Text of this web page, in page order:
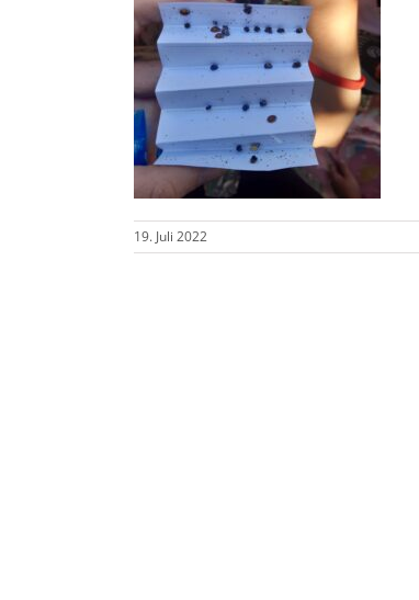
19. Juli 2022